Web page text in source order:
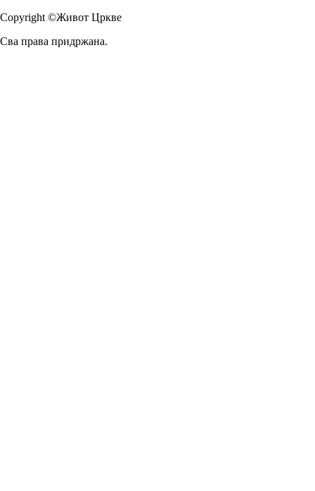
Copyright ©Живот Цркве
Сва права придржана.